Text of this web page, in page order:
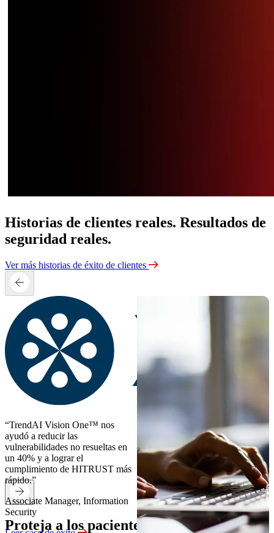
Historias de clientes reales. Resultados de
seguridad reales.
Ver más historias de éxito de clientes
“TrendAI Vision One™ nos
ayudó a reducir las
vulnerabilidades no resueltas en
un 40% y a lograr el
cumplimiento de HITRUST más
rápido.”
Associate Manager, Information
Security
Proteja a los pacientes y el tiempo de